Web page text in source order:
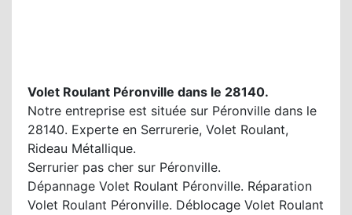
Volet Roulant Péronville dans le 28140.
Notre entreprise est située sur Péronville dans le
28140. Experte en Serrurerie, Volet Roulant,
Rideau Métallique.
Serrurier pas cher sur Péronville.
Dépannage Volet Roulant Péronville. Réparation
Volet Roulant Péronville. Déblocage Volet Roulant